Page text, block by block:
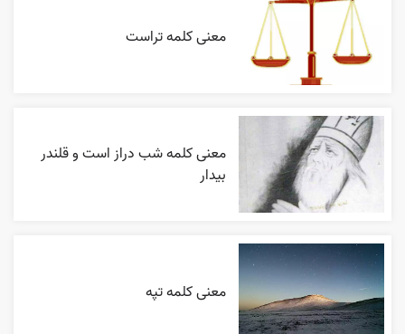
معنی کلمه تراست
معنی کلمه شب دراز است و قلندر
بیدار
معنی کلمه تپه